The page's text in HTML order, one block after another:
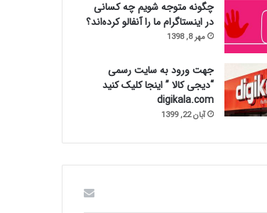
چگونه متوجه شویم چه کسانی
در اینستاگرام ما را آنفالو کرده‌اند؟
مهر 8, 1398
جهت ورود به سایت رسمی
“دیجی کالا ” اینجا کلیک کنید
digikala.com
آبان 22, 1399